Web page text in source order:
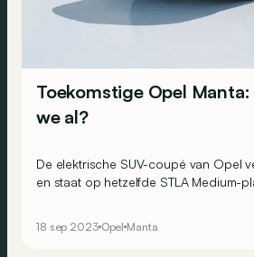
Toekomstige Opel
we al?
De elektrische SUV-coupé van Opel
en staat op hetzelfde STLA Medium-
18 sep 2023 Opel Manta